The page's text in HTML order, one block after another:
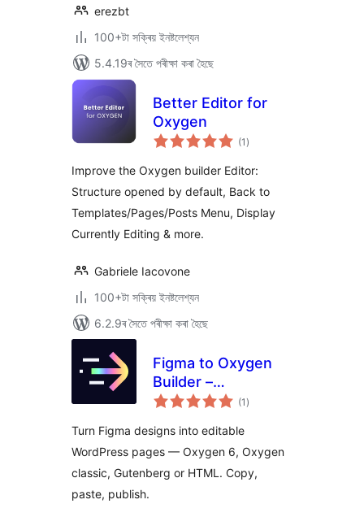
erezbt
100+টা সক্ৰিয় ইনষ্টলেশ্যন
5.4.19ৰ সৈতে পৰীক্ষা কৰা হৈছে
Better Editor for
Oxygen
(1 টা
মুঠ)
Improve the Oxygen builder Editor:
Structure opened by default, Back to
Templates/Pages/Posts Menu, Display
Currently Editing & more.
Gabriele Iacovone
100+টা সক্ৰিয় ইনষ্টলেশ্যন
6.2.9ৰ সৈতে পৰীক্ষা কৰা হৈছে
Figma to Oxygen
Builder –
ready→made
Integration
(1 টা
মুঠ)
Turn Figma designs into editable
WordPress pages — Oxygen 6, Oxygen
classic, Gutenberg or HTML. Copy,
paste, publish.